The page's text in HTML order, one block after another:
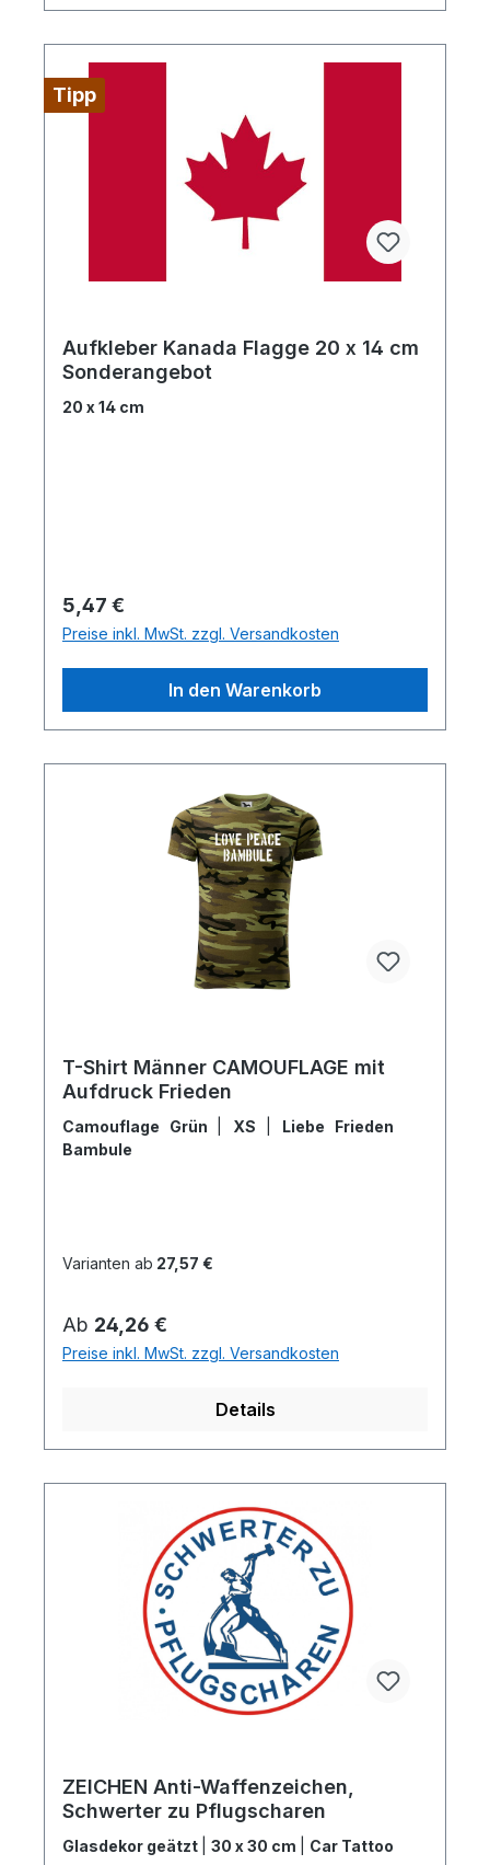
Tipp
Aufkleber Kanada Flagge 20 x 14 cm
Sonderangebot
20 x 14 cm
Regulärer Preis:
5,47 €
Preise inkl. MwSt. zzgl. Versandkosten
In den Warenkorb
T-Shirt Männer CAMOUFLAGE mit
Aufdruck Frieden
Camouflage Grün XS
Liebe Frieden
Bambule
Varianten ab 27,57 €
Regulärer Preis:
Ab 24,26 €
Preise inkl. MwSt. zzgl. Versandkosten
Details
ZEICHEN Anti-Waffenzeichen,
Schwerter zu Pflugscharen
Glasdekor geätzt 30 x 30 cm Car Tattoo